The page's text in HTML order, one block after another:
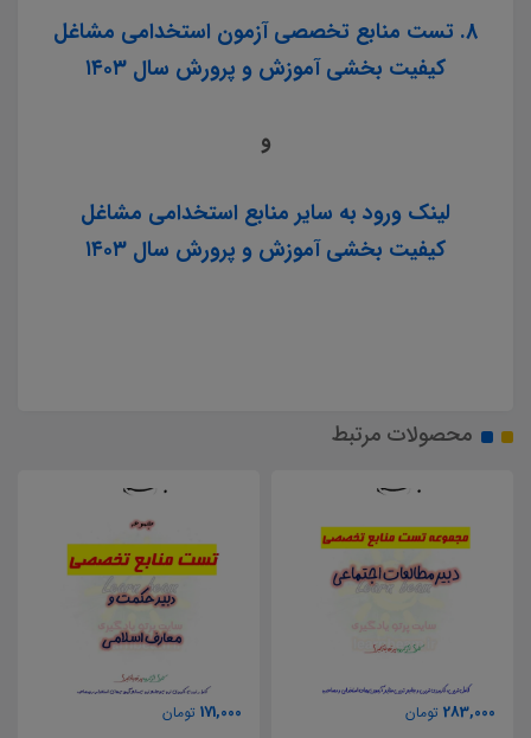
8. تست منابع تخصصی آزمون استخدامی مشاغل
کیفیت بخشی آموزش و پرورش سال ۱۴۰۳
و
لینک ورود به سایر منابع استخدامی مشاغل
کیفیت بخشی آموزش و پرورش سال ۱۴۰۳
محصولات مرتبط
171,000 تومان
63,000 تومان